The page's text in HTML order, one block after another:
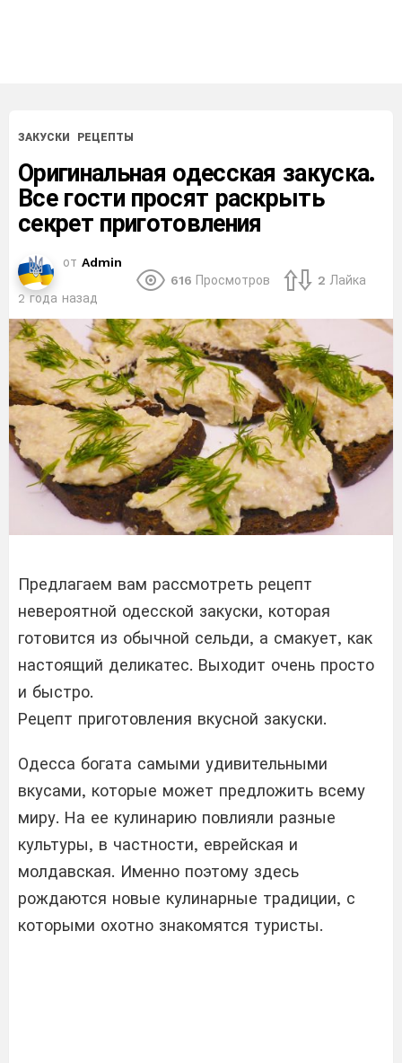
ЗАКУСКИ РЕЦЕПТЫ
Оригинальная одесская закуска.
Все гости просят раскрыть
секрет приготовления
от Admin
2 года назад
616 Просмотров 2 Лайка
Предлагаем вам рассмотреть рецепт
невероятной одесской закуски, которая
готовится из обычной сельди, а смакует, как
настоящий деликатес. Выходит очень просто
и быстро.
Рецепт приготовления вкусной закуски.
Одесса богата самыми удивительными
вкусами, которые может предложить всему
миру. На ее кулинарию повлияли разные
культуры, в частности, еврейская и
молдавская. Именно поэтому здесь
рождаются новые кулинарные традиции, с
которыми охотно знакомятся туристы.